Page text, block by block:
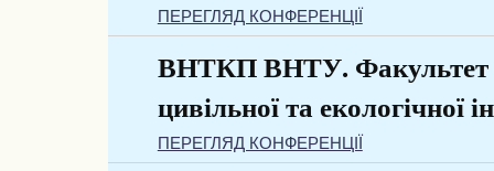
ПЕРЕГЛЯД КОНФЕРЕНЦІЇ
ВНТКП ВНТУ. Факультет
цивільної та екологічної
ПЕРЕГЛЯД КОНФЕРЕНЦІЇ